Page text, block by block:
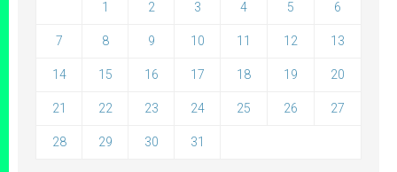
1 2 3 4 5 6
7 8 9 10 11 12 13
14 15 16 17 18 19 20
21 22 23 24 25 26 27
28 29 30 31